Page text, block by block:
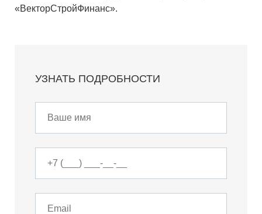
«ВекторСтройФинанс».
УЗНАТЬ ПОДРОБНОСТИ